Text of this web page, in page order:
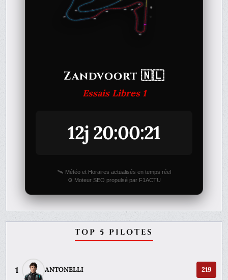
Zandvoort 🇳🇱
Essais Libres 1
12j 20:00:21
🛰️ Météo et Horaires actualisés en temps réel
⚙️ Moteur SEO propulsé par F1ACTU
TOP 5 PILOTES
1 ANTONELLI 219